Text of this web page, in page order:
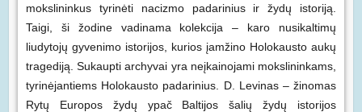
mokslininkus tyrinėti nacizmo padarinius ir žydų istoriją.
Taigi, ši žodine vadinama kolekcija – karo nusikaltimų
liudytojų gyvenimo istorijos, kurios įamžino Holokausto aukų
tragediją. Sukaupti archyvai yra neįkainojami mokslininkams,
tyrinėjantiems Holokausto padarinius. D. Levinas – žinomas
Rytų Europos žydų ypač Baltijos šalių žydų istorijos